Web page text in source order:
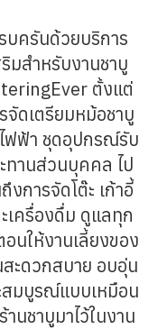
บครันด้วยบริการ
ริมสำหรับงานชาบู
ตั้งแต่
จัดเตรียมหม้อชาบู
ไฟฟ้า ชุดอุปกรณ์รับ
ทานส่วนบุคคล ไป
งการจัดโต๊ะ เก้าอี้
เครื่องดื่ม ดูแลทุก
นให้งานเลี้ยงของ
ะดวกสบาย อบอุ่น
สมบูรณ์แบบเหมือน
านชาบูมาไว้ในงาน